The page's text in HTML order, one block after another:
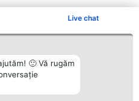
Live chat
🙂 Vă rugăm